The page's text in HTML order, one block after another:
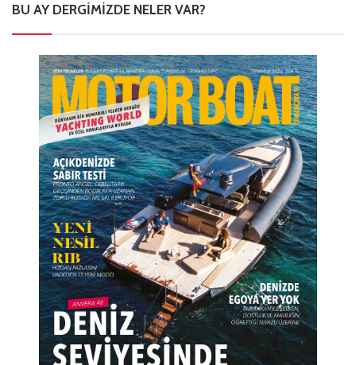
BU AY DERGIMIZDE NELER VAR?